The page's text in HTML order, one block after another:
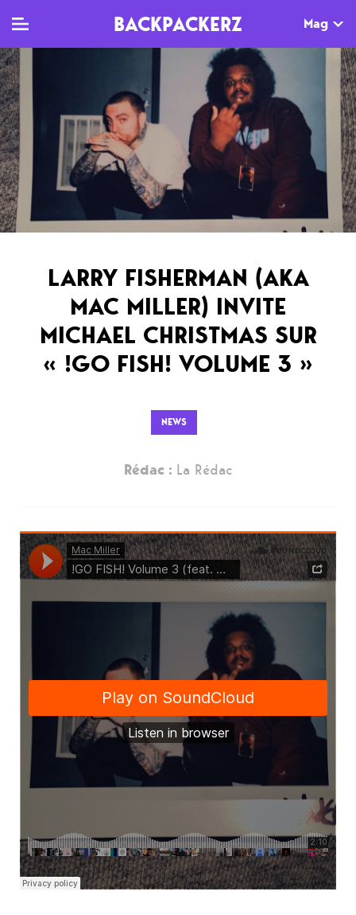
BACKPACKERZ Mag
Clips
Live
Documentaires
MAG
Dossiers
Tops
Interviews
Sorties
Newsletter
AGENDA
Paris
Festivals
LARRY FISHERMAN (AKA
MAC MILLER) INVITE
MICHAEL CHRISTMAS SUR
« !GO FISH! VOLUME 3 »
NEWS
Rédac : La Rédac